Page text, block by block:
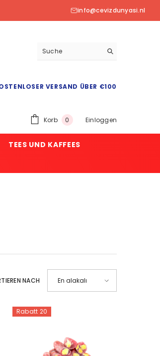
info@cevizdunyasi.nl
VERSAND ÜBER €100
Korb 0 0
Einloggen
TEES UND KAFFEES
NACH En alakalı
Rabatt 20